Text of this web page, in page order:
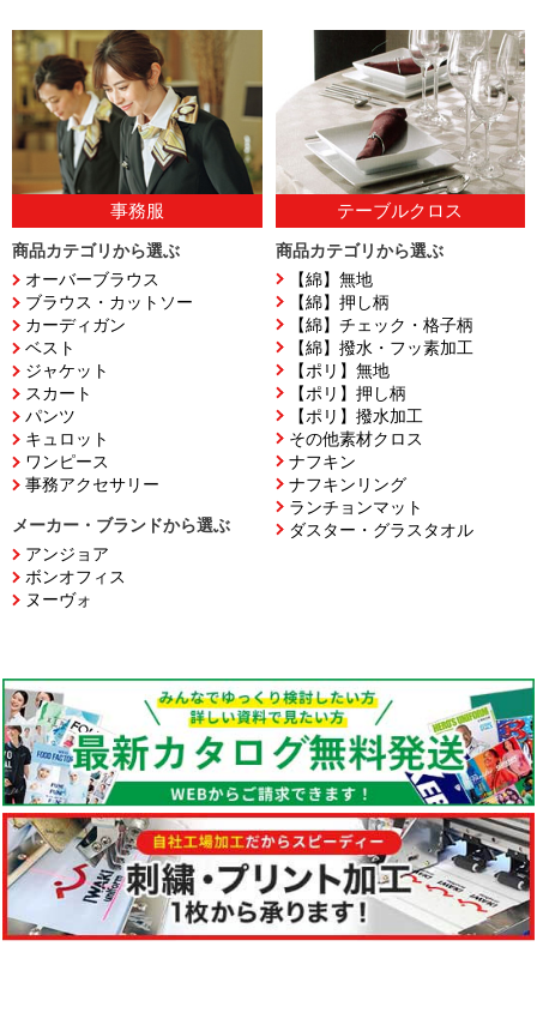
事務服
商品カテゴリから選ぶ
オーバーブラウス
ブラウス・カットソー
カーディガン
ベスト
ジャケット
スカート
パンツ
キュロット
ワンピース
事務アクセサリー
メーカー・ブランドから選ぶ
アンジョア
ボンオフィス
ヌーヴォ
テーブルクロス
商品カテゴリから選ぶ
【綿】無地
【綿】押し柄
【綿】チェック・格子柄
【綿】撥水・フッ素加工
【ポリ】無地
【ポリ】押し柄
【ポリ】撥水加工
その他素材クロス
ナフキン
ナフキンリング
ランチョンマット
ダスター・グラスタオル